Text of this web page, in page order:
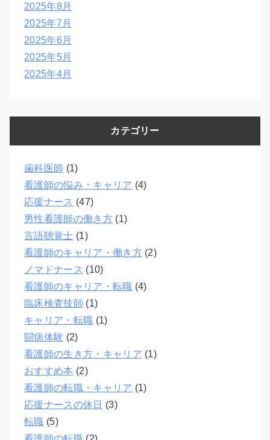
2025年8月
2025年7月
2025年6月
2025年5月
2025年4月
カテゴリー
歯科医師 (1)
看護師の悩み・キャリア (4)
応援ナース (47)
男性看護師の働き方(1)
言語聴覚士 (1)
看護師のキャリア・働き方(2)
ノマドナース (10)
看護師のキャリア・転職 (4)
臨床検査技師 (1)
キャリア・転職 (1)
闘病体験 (2)
看護師の生き方・キャリア (1)
おすすめ本 (2)
看護師の転職・キャリア (1)
応援ナースの休日 (3)
転職 (5)